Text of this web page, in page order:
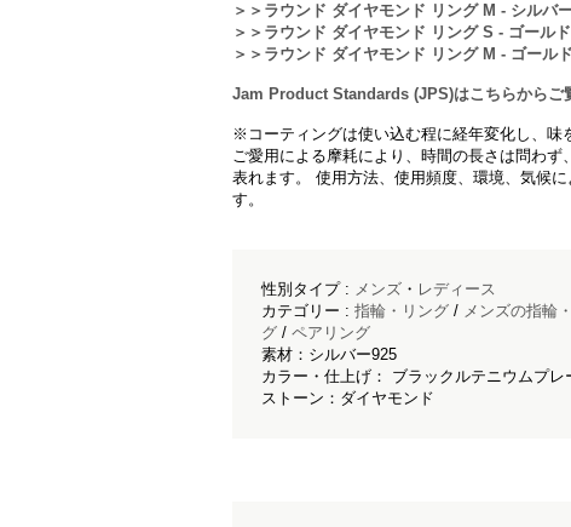
＞＞ラウンド ダイヤモンド リング M - シルバ
＞＞ラウンド ダイヤモンド リング S - ゴールド
＞＞ラウンド ダイヤモンド リング M - ゴールド
Jam Product Standards (JPS)はこちらからご
※コーティングは使い込む程に経年変化し、味
ご愛用による摩耗により、時間の長さは問わ
表れます。 使用方法、使用頻度、環境、気候
す。
性別タイプ : メンズ ・ レディース
カテゴリー : 指輪・リング / メンズの指輪
グ / ペアリング
素材：シルバー925
カラー・仕上げ： ブラックルテニウムプレ
ストーン：ダイヤモンド